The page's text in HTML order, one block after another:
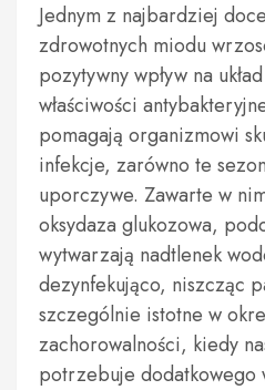
Jednym z najbardziej
zdrowotnych miodu
pozytywny wpływ na
właściwości
pomagają organizmowi
infekcje, zarówno te
uporczywe. Zawarte w
oksydaza glukozowa,
wytwarzają nadtlenek
dezynfekująco, niszcząc
szczególnie istotne w
zachorowalności, kiedy
potrzebuje dodatkowego